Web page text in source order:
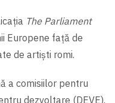
The Parliament
Europene față de
de artiști romi.
a comisiilor pentru
dezvoltare (DEVE).